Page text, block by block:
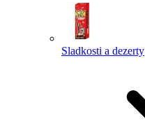
Sladkosti a dezerty